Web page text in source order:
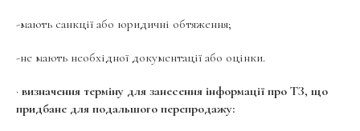
-мають санкції або юридичні обтяження;
-не мають необхідної документації або оцінки.
· визначення терміну для занесення інформації про ТЗ, що
придбане для подальшого перепродажу: